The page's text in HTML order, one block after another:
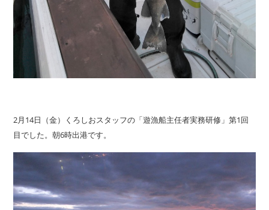
2月14日（金）くろしおスタッフの「遊漁船主任者実務研修」第1回
目でした。朝6時出港です。